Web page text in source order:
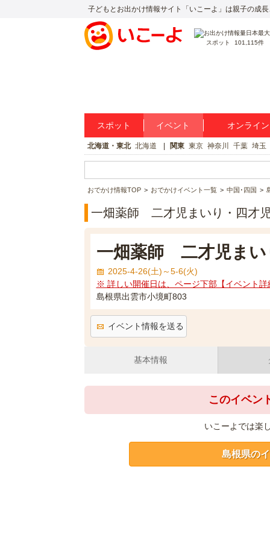
子どもとお出かけ情報サイト「いこーよ」は親子の成長
スポット 101,115件
スポット イベント オンライ
北海道・東北 北海道 関東 東京 神奈川 千葉 埼玉
おでかけ情報TOP おでかけイベント一覧 中国･四国
一畑薬師 二才児まいり・四才
一畑薬師 二才児まい
2025-4-26(土)～5-6(火)
※ 詳しい開催日は、ページ下部【イベント詳
島根県出雲市小境町803
イベント情報を送る
基本情報
このイベン
いこーよでは楽
島根県の